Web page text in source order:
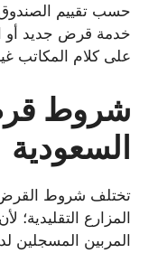
حسب تقييم
خدمة قرض جديد أو
على كلام المكاتب
شروط
السعودية
تختلف شروط
المزارع
المربين المسجلين